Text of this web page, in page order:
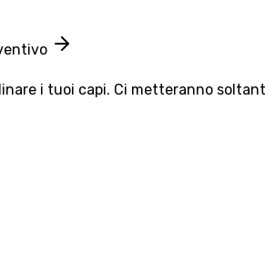
i tuoi capi. Ci metteranno